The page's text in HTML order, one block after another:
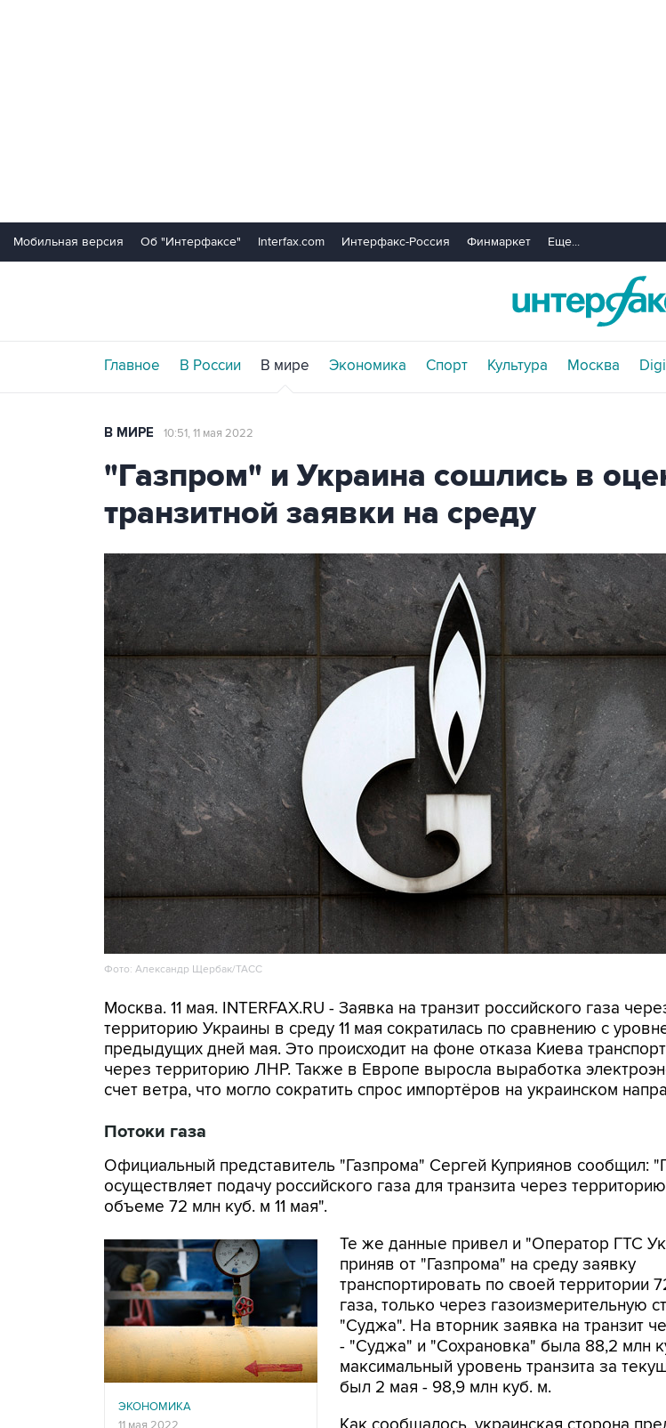
Мобильная версия Об "Интерфаксе" Interfax.com Интерфакс-Россия Финмаркет Еще...
Главное В России В мире Экономика Спорт Культура Москва
В МИРЕ 10:51, 11 мая 2022
"Газпром" и Украина сошлись в
транзитной заявки на среду
Фото: Александр Щербак/ТАСС
Москва. 11 мая. INTERFAX.RU - Заявка на транзит российского газа
территорию Украины в среду 11 мая сократилась по сравнению с
предыдущих дней мая. Это происходит на фоне отказа Киева
через территорию ЛНР. Также в Европе выросла выработка
счет ветра, что могло сократить спрос импортёров на украинском
Потоки газа
Официальный представитель "Газпрома" Сергей Куприянов сообщил:
осуществляет подачу российского газа для транзита через
объеме 72 млн куб. м 11 мая".
ЭКОНОМИКА
Те же данные привел и "Оператор ГТС
приняв от "Газпрома" на среду заявку
транспортировать по своей территории
газа, только через газоизмерительную
"Суджа". На вторник заявка на транзит
- "Суджа" и "Сохрановка" была 88,2 млн
максимальный уровень транзита за
был 2 мая - 98,9 млн куб. м.